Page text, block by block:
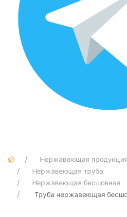
Нержавеющая продукция
Нержавеющая труба
Нержавеющая бесшовная
Труба нержавеющая